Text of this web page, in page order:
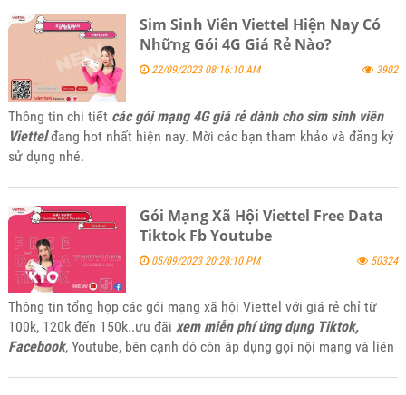
Sim Sinh Viên Viettel Hiện Nay Có
Những Gói 4G Giá Rẻ Nào?
22/09/2023 08:16:10 AM 3902
Thông tin chi tiết các gói mạng 4G giá rẻ dành cho sim sinh viên
Viettelđang hot nhất hiện nay. Mời các bạn tham khảo và đăng ký
sử dụng nhé.
Gói Mạng Xã Hội Viettel Free Data
Tiktok Fb Youtube
05/09/2023 20:28:10 PM 50324
Thông tin tổng hợp các gói mạng xã hội Viettel với giá rẻ chỉ từ
100k, 120k đến 150k..ưu đãi xem miễn phí ứng dụng Tiktok,
Facebook, Youtube, bên cạnh đó còn áp dụng gọi nội mạng và liên